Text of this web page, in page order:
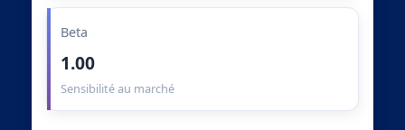
Beta
1.00
Sensibilité au marché